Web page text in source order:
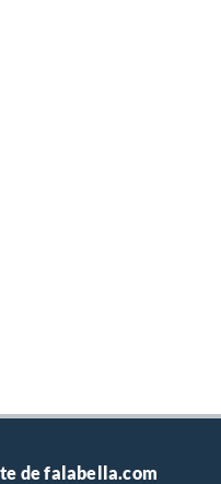
de falabella.com